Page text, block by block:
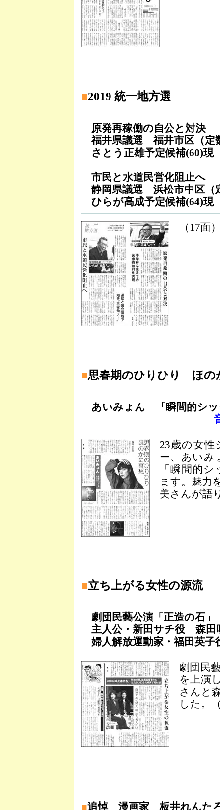
■2019 統一地方選
原発再稼働の自公と対決
福井県議選 福井市区（定
さとう正雄予定候補(60)現
市民と水道民営化阻止へ
静岡県議選 浜松市中区（
ひらが高成予定候補(64)現
（17面
■思春期のひりひり ほの
あいみょん 「瞬間的シッ
23歳の女
ー、あいみ
「瞬間的
ます。魅力
美さんが語
■立ち上がる女性の源流
劇団民藝公演「正造の石」
主人公・新田サチ役 森田
婦人解放運動家・福田英
劇団民
を上演
さんと
した。
■追悼 漫画家 板井れんた